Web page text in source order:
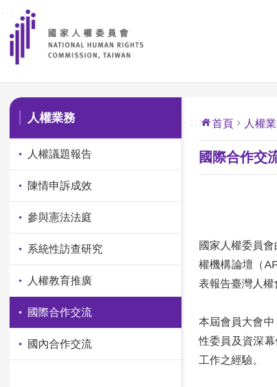
前往主要內容區塊
:::
人權業務
人權議題報告
陳情申訴成效
參與憲法法庭
系統性訪查研究
人權教育推廣
國際合作交流
國內合作交流
::: 首頁 人權
國際合作交
國家人權委員
權機構論壇（
表報告臺灣人權
本屆會員大會
性委員及資深
工作之經驗。